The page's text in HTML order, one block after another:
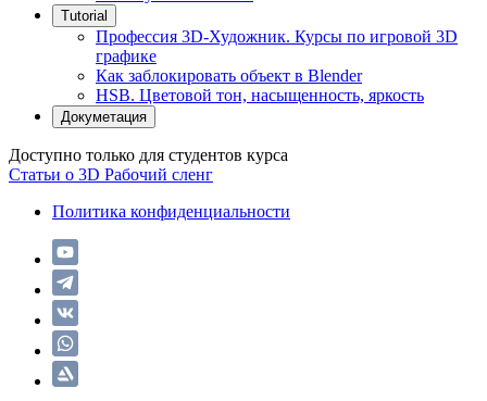
Tutorial
Профессия 3D-Художник. Курсы по игровой 3D
графике
Как заблокировать объект в Blender
HSB. Цветовой тон, насыщенность, яркость
Докуметация
Доступно только для студентов курса
Статьи о 3D Рабочий сленг
Политика конфиденциальности